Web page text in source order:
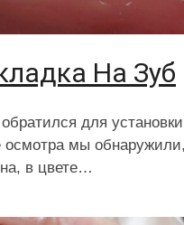
На Зуб
для установки
осмотра мы
в цвете…